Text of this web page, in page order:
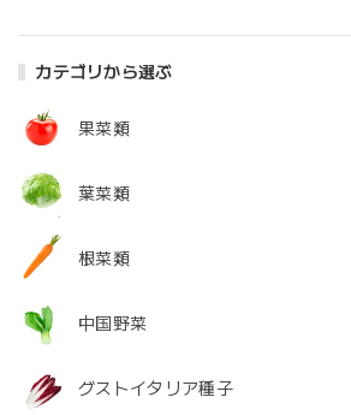
カテゴリから選ぶ
果菜類
葉菜類
根菜類
中国野菜
グストイタリア種子